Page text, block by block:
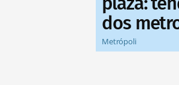
dos
Metrópoli